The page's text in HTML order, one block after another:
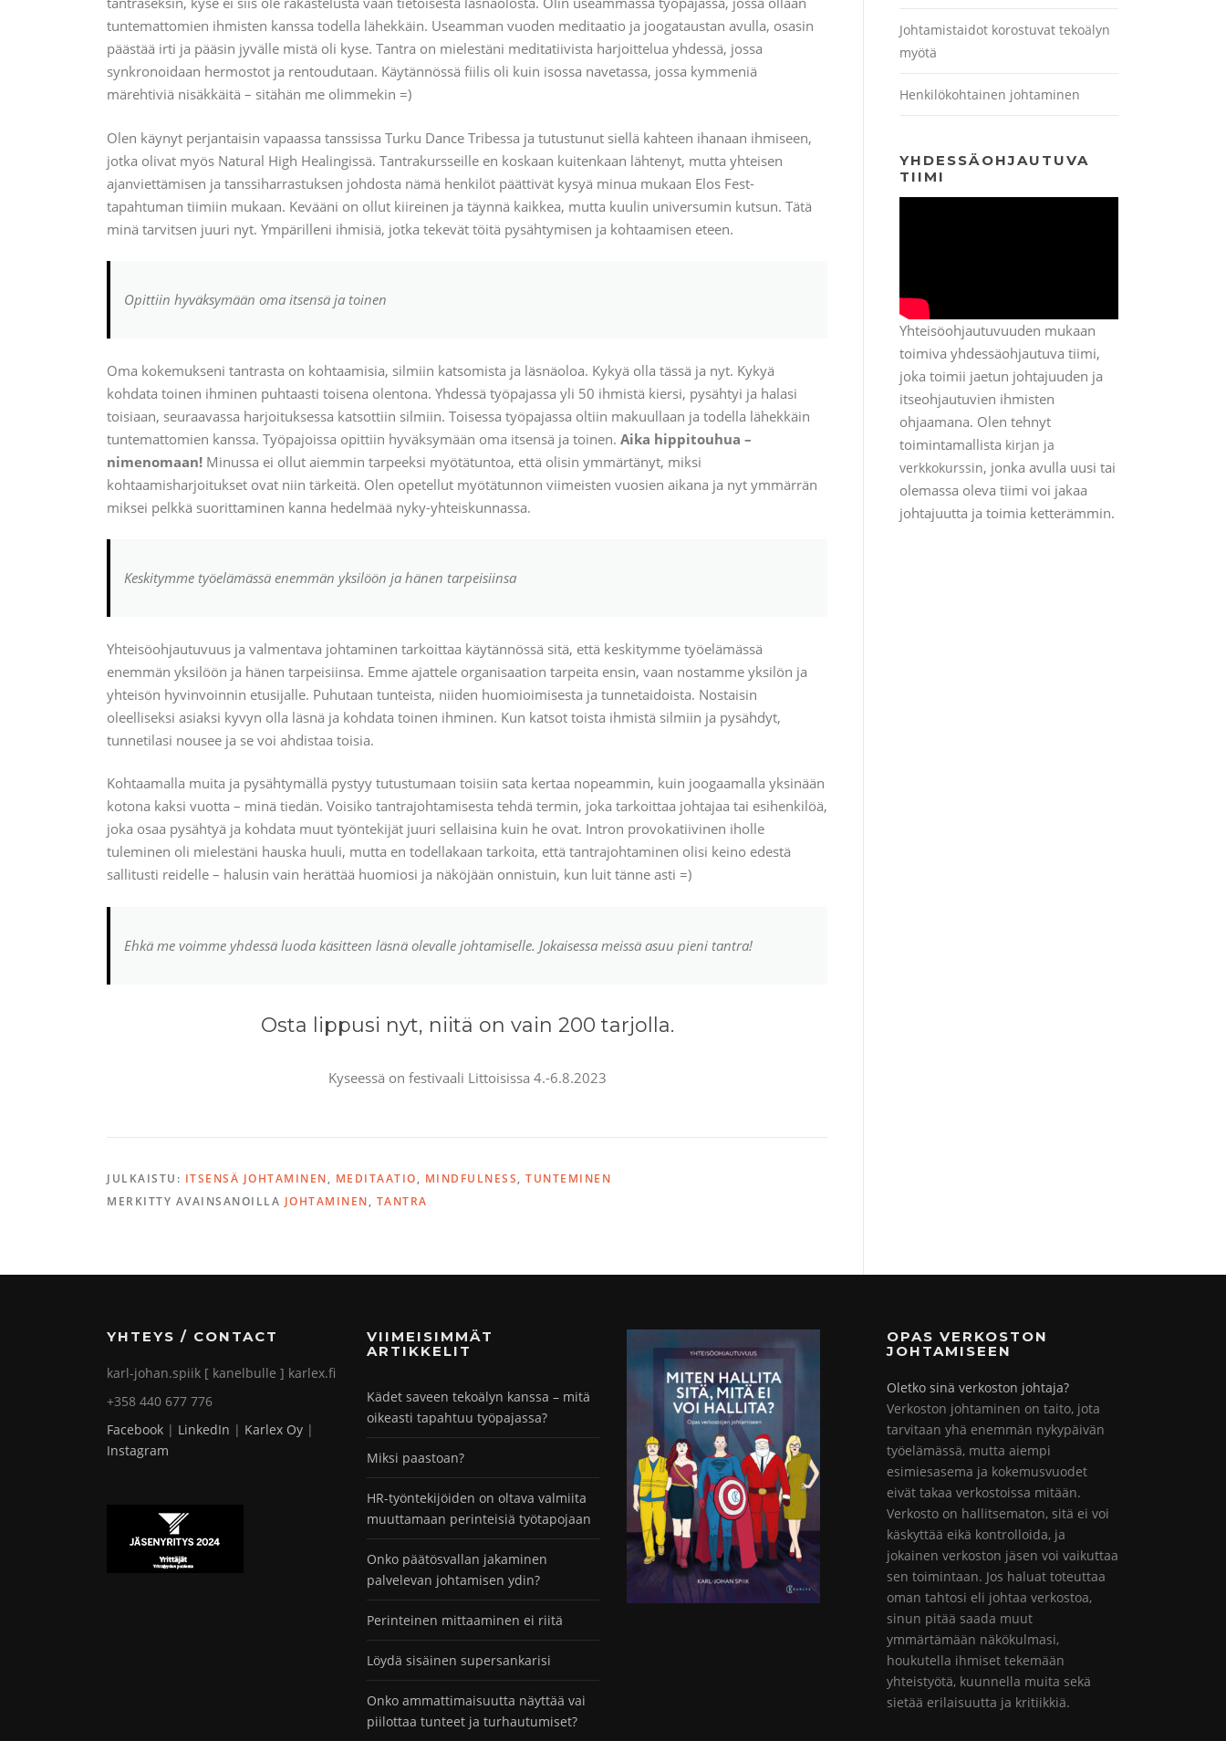
tuntemattomien ihmisten kanssa todella lähekkäin. Useamman vuoden meditaatio ja joogataustan avulla, osasin
päästää irti ja pääsin jyvälle mistä oli kyse. Tantra on mielestäni meditatiivista harjoittelua yhdessä, jossa
synkronoidaan hermostot ja rentoudutaan. Käytännössä fiilis oli kuin isossa navetassa, jossa kymmeniä
märehtiviä nisäkkäitä – sitähän me olimmekin =)
Olen käynyt perjantaisin vapaassa tanssissa Turku Dance Tribessa ja tutustunut siellä kahteen ihanaan ihmiseen,
jotka olivat myös Natural High Healingissä. Tantrakursseille en koskaan kuitenkaan lähtenyt, mutta yhteisen
ajanviettämisen ja tanssiharrastuksen johdosta nämä henkilöt päättivät kysyä minua mukaan Elos Fest-
tapahtuman tiimiin mukaan. Kevääni on ollut kiireinen ja täynnä kaikkea, mutta kuulin universumin kutsun. Tätä
minä tarvitsen juuri nyt. Ympärilleni ihmisiä, jotka tekevät töitä pysähtymisen ja kohtaamisen eteen.
Opittiin hyväksymään oma itsensä ja toinen
Oma kokemukseni tantrasta on kohtaamisia, silmiin katsomista ja läsnäoloa. Kykyä olla tässä ja nyt. Kykyä
kohdata toinen ihminen puhtaasti toisena olentona. Yhdessä työpajassa yli 50 ihmistä kiersi, pysähtyi ja halasi
toisiaan, seuraavassa harjoituksessa katsottiin silmiin. Toisessa työpajassa oltiin makuullaan ja todella lähekkäin
tuntemattomien kanssa. Työpajoissa opittiin hyväksymään oma itsensä ja toinen. Aika hippitouhua –
nimenomaan! Minussa ei ollut aiemmin tarpeeksi myötätuntoa, että olisin ymmärtänyt, miksi
kohtaamisharjoitukset ovat niin tärkeitä. Olen opetellut myötätunnon viimeisten vuosien aikana ja nyt ymmärrän
miksei pelkkä suorittaminen kanna hedelmää nyky-yhteiskunnassa.
Keskitymme työelämässä enemmän yksilöön ja hänen tarpeisiinsa
Yhteisöohjautuvuus ja valmentava johtaminen tarkoittaa käytännössä sitä, että keskitymme työelämässä
enemmän yksilöön ja hänen tarpeisiinsa. Emme ajattele organisaation tarpeita ensin, vaan nostamme yksilön ja
yhteisön hyvinvoinnin etusijalle. Puhutaan tunteista, niiden huomioimisesta ja tunnetaidoista. Nostaisin
oleelliseksi asiaksi kyvyn olla läsnä ja kohdata toinen ihminen. Kun katsot toista ihmistä silmiin ja pysähdyt,
tunnetilasi nousee ja se voi ahdistaa toisia.
Kohtaamalla muita ja pysähtymällä pystyy tutustumaan toisiin sata kertaa nopeammin, kuin joogaamalla yksinään
kotona kaksi vuotta – minä tiedän. Voisiko tantrajohtamisesta tehdä termin, joka tarkoittaa johtajaa tai esihenkilöä,
joka osaa pysähtyä ja kohdata muut työntekijät juuri sellaisina kuin he ovat. Intron provokatiivinen iholle
tuleminen oli mielestäni hauska huuli, mutta en todellakaan tarkoita, että tantrajohtaminen olisi keino edestä
sallitusti reidelle – halusin vain herättää huomiosi ja näköjään onnistuin, kun luit tänne asti =)
Ehkä me voimme yhdessä luoda käsitteen läsnä olevalle johtamiselle. Jokaisessa meissä asuu pieni tantra!
Osta lippusi nyt, niitä on vain 200 tarjolla.
Kyseessä on festivaali Littoisissa 4.-6.8.2023
JULKAISTU: ITSENSÄ JOHTAMINEN, MEDITAATIO, MINDFULNESS, TUNTEMINEN
MERKITTY AVAINSANOILLA JOHTAMINEN, TANTRA
Johtamistaidot korostuvat tekoälyn
myötä
Henkilökohtainen johtaminen
YHDESSÄOHJAUTUVA
TIIMI
Yhteisöohjautuvuuden mukaan
toimiva yhdessäohjautuva tiimi,
joka toimii jaetun johtajuuden ja
itseohjautuvien ihmisten
ohjaamana. Olen tehnyt
toimintamallista kirjan ja
verkkokurssin, jonka avulla uusi tai
olemassa oleva tiimi voi jakaa
johtajuutta ja toimia ketterämmin.
YHTEYS / CONTACT
karl-johan.spiik [ kanelbulle ] karlex.fi
+358 440 677 776
Facebook | LinkedIn | Karlex Oy |
Instagram
VIIMEISIMMÄT
ARTIKKELIT
Kädet saveen tekoälyn kanssa – mitä
oikeasti tapahtuu työpajassa?
Miksi paastoan?
HR-työntekijöiden on oltava valmiita
muuttamaan perinteisiä työtapojaan
Onko päätösvallan jakaminen
palvelevan johtamisen ydin?
Perinteinen mittaaminen ei riitä
Löydä sisäinen supersankarisi
Onko ammattimaisuutta näyttää vai
piilottaa tunteet ja turhautumiset?
OPAS VERKOSTON
JOHTAMISEEN
Oletko sinä verkoston johtaja?
Verkoston johtaminen on taito, jota
tarvitaan yhä enemmän nykypäivän
työelämässä, mutta aiempi
esimiesasema ja kokemusvuodet
eivät takaa verkostoissa mitään.
Verkosto on hallitsematon, sitä ei voi
käskyttää eikä kontrolloida, ja
jokainen verkoston jäsen voi vaikuttaa
sen toimintaan. Jos haluat toteuttaa
oman tahtosi eli johtaa verkostoa,
sinun pitää saada muut
ymmärtämään näkökulmasi,
houkutella ihmiset tekemään
yhteistyötä, kuunnella muita sekä
sietää erilaisuutta ja kritiikkiä.